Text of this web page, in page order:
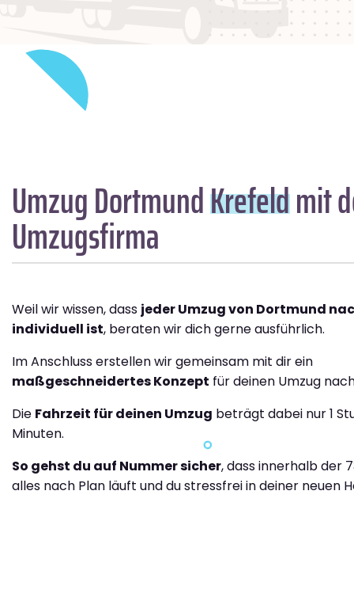
Umzug DortmundKrefeldmit
Umzugsfirma
Weil wir wissen, dass jeder Umzug von Dortmund
individuell ist, beraten wir dich gerne ausführlich.
Im Anschluss erstellen wir gemeinsam mit dir ein
maßgeschneidertes Konzept für deinen Umzug
Die Fahrzeit für deinen Umzug beträgt dabei nur 1
Minuten.
So gehst du auf Nummer sicher, dass innerhalb der
alles nach Plan läuft und du stressfrei in deiner neuen